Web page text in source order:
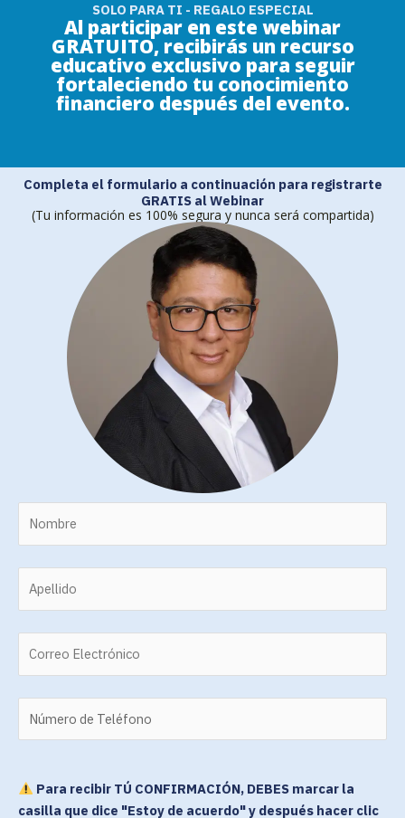
SOLO PARA TI - REGALO ESPECIAL
Al participar en este webinar
GRATUITO, recibirás un recurso
educativo exclusivo para seguir
fortaleciendo tu conocimiento
financiero después del evento.
Completa el formulario a continuación para registrarte
GRATIS al Webinar
(Tu información es 100% segura y nunca será compartida)
Para recibir TÚ CONFIRMACIÓN, DEBES marcar la
casilla que dice "Estoy de acuerdo" y después hacer clic